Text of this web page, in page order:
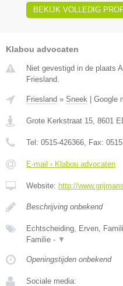
BEKIJK VOLLEDIG
Klabou advocaten
Niet gevestigd in de plaats
Friesland.
Friesland » Sneek | Google
Grote Kerkstraat 15 8601
Tel: 0515-426366 , Fax:
E-mail › Klabou advocaten
Website: http://
Beschrijving onbekend
Echtscheiding, Erven,
Familie - ▼
Openingstijden onbekend
Sociale media: